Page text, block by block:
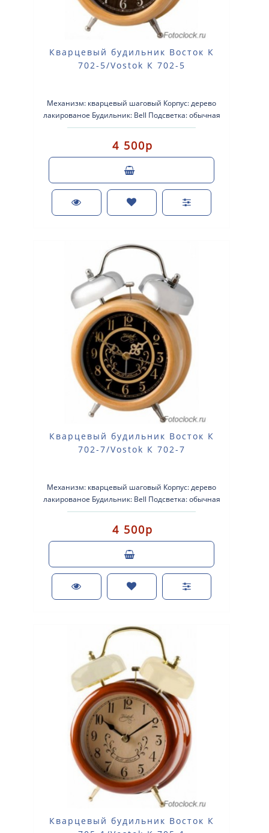
Кварцевый будильник Восток К
702-5/Vostok К 702-5
Механизм: кварцевый шаговый Корпус: дерево
лакированое Будильник: Bell Подсветка: обычная
Размеры: 135-190-60мм Пит..
4 500р
Кварцевый будильник Восток К
702-7/Vostok К 702-7
Механизм: кварцевый шаговый Корпус: дерево
лакированое Будильник: Bell Подсветка: обычная
Размеры: 135-190-60мм Пит..
4 500р
Кварцевый будильник Восток К